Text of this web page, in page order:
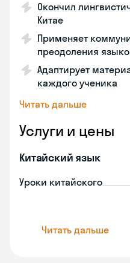
Окончил
Китае
Применяет
преодоления
Адаптирует
каждого ученика
Читать дальше
Услуги и цены
Китайский язык
Уроки китайского
Читать дальше